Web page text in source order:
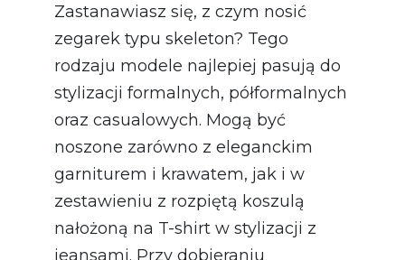
Zastanawiasz się, z czym nosić
zegarek typu skeleton? Tego
rodzaju modele najlepiej pasują do
stylizacji formalnych, półformalnych
oraz casualowych. Mogą być
noszone zarówno z eleganckim
garniturem i krawatem, jak i w
zestawieniu z rozpiętą koszulą
nałożoną na T-shirt w stylizacji z
jeansami. Przy dobieraniu